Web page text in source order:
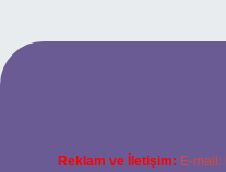
giriş
Reklam ve İletişim: E-mail: